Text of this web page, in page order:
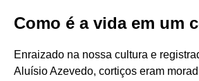
Como é a vida em um
Enraizado na nossa cultura e
Aluísio Azevedo, cortiços eram